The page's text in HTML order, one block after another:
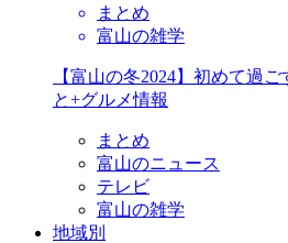
まとめ
富山の雑学
【富山の冬2024】初めて過
と+グルメ情報
まとめ
富山のニュース
テレビ
富山の雑学
地域別